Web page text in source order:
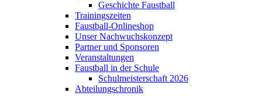
Geschichte Faustball
Trainingszeiten
Faustball-Onlineshop
Unser Nachwuchskonzept
Partner und Sponsoren
Veranstaltungen
Faustball in der Schule
Schulmeisterschaft 2026
Abteilungschronik